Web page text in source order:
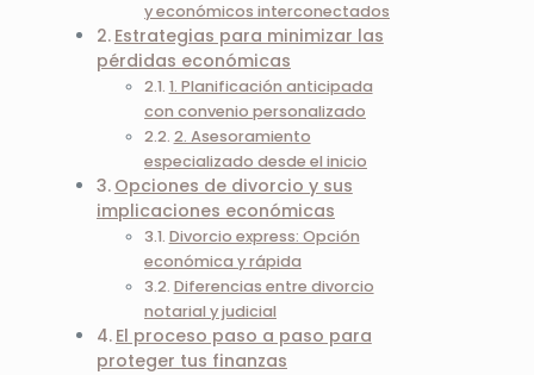
y económicos interconectados
Estrategias para minimizar las
pérdidas económicas
1. Planificación anticipada
con convenio personalizado
2. Asesoramiento
especializado desde el inicio
Opciones de divorcio y sus
implicaciones económicas
Divorcio express: Opción
económica y rápida
Diferencias entre divorcio
notarial y judicial
El proceso paso a paso para
proteger tus finanzas